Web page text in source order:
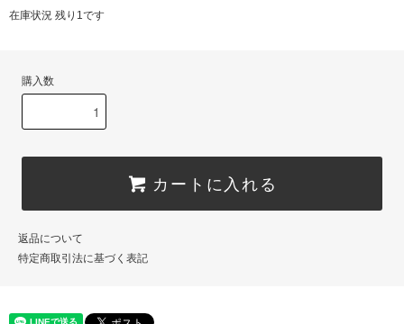
在庫状況 残り1です
購入数
カートに入れる
返品について
特定商取引法に基づく表記